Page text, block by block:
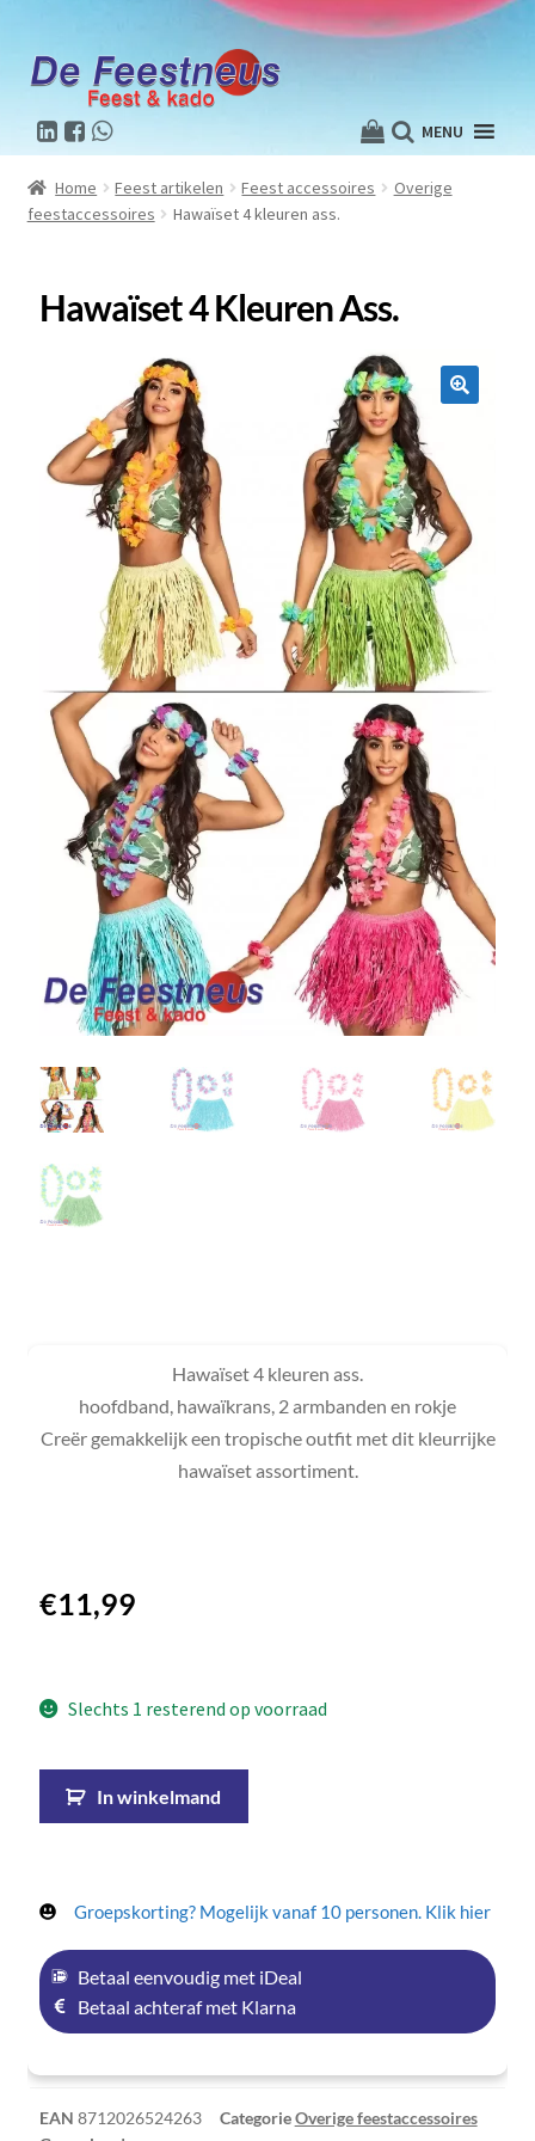
MENU
Home Feest artikelen Feest accessoires
Overige
feestaccessoires
Hawaïset 4 kleuren ass.
Hawaïset 4 Kleuren Ass.
Hawaïset 4 kleuren ass.
hoofdband, hawaïkrans, 2 armbanden en rokje
Creër gemakkelijk een tropische outfit met dit kleurrijke
hawaïset assortiment.
€11,99
Slechts 1 resterend op voorraad
In winkelmand
Groepskorting? Mogelijk vanaf 10 personen. Klik hier
Betaal eenvoudig met iDeal
Betaal achteraf met Klarna
EAN 8712026524263 CategorieOverige feestaccessoires